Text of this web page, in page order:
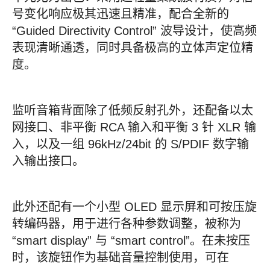
号变化响应极其迅速且精准，配合全新的
“Guided Directivity Control” 波导设计，使高频
表现清晰通透，同时具备极高的立体声定位精
度。
监听音箱背面除了低频反射孔外，还配备以太
网接口、非平衡 RCA 输入和平衡 3 针 XLR 输
入，以及一组 96kHz/24bit 的 S/PDIF 数字输
入输出接口。
此外还配有一个小型 OLED 显示屏和可按压旋
转编码器，用于进行各种参数调整，被称为
“smart display” 与 “smart control”。在未按压
时，该旋钮作为基础音量控制使用，可在